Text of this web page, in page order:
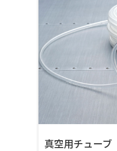
真空用チューブ